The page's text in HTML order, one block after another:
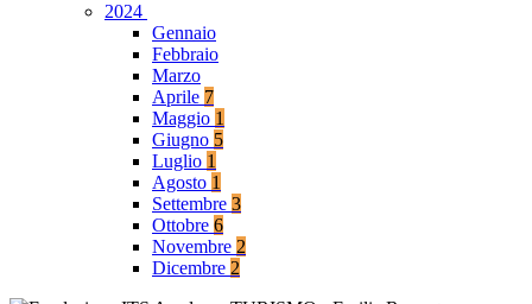
2024
Gennaio
Febbraio
Marzo
Aprile 7
Maggio 1
Giugno 5
Luglio 1
Agosto 1
Settembre 3
Ottobre 6
Novembre 2
Dicembre 2